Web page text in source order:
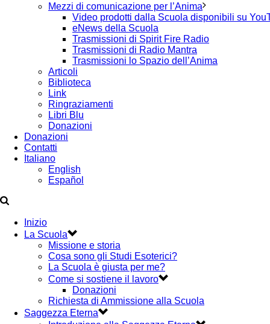
Mezzi di comunicazione per l’Anima
Video prodotti dalla Scuola disponibili su
eNews della Scuola
Trasmissioni di Spirit Fire Radio
Trasmissioni di Radio Mantra
Trasmissioni lo Spazio dell’Anima
Articoli
Biblioteca
Link
Ringraziamenti
Libri Blu
Donazioni
Donazioni
Contatti
Italiano
English
Español
Inizio
La Scuola
Missione e storia
Cosa sono gli Studi Esoterici?
La Scuola è giusta per me?
Come si sostiene il lavoro
Donazioni
Richiesta di Ammissione alla Scuola
Saggezza Eterna